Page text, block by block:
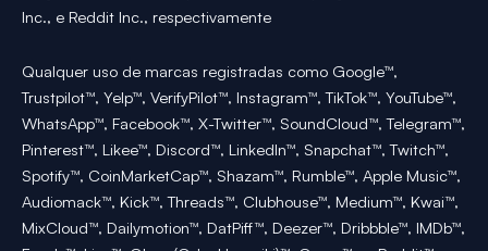
Inc., e Reddit Inc., respectivamente
Qualquer uso de marcas registradas como Google™,
Trustpilot™, Yelp™, VerifyPilot™, Instagram™, TikTok™, YouTube™,
WhatsApp™, Facebook™, X-Twitter™, SoundCloud™, Telegram™,
Pinterest™, Likee™, Discord™, LinkedIn™, Snapchat™, Twitch™,
Spotify™, CoinMarketCap™, Shazam™, Rumble™, Apple Music™,
Audiomack™, Kick™, Threads™, Clubhouse™, Medium™, Kwai™,
MixCloud™, Dailymotion™, DatPiff™, Deezer™, Dribbble™, IMDb™,